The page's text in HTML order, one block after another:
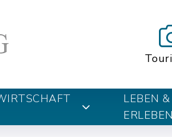
LEBEN &
ERLEBEN